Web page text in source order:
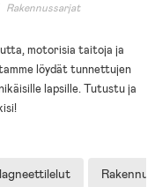
Rakennussarjat
motorisia taitoja ja
löydät tunnettujen
lapsille. Tutustu ja